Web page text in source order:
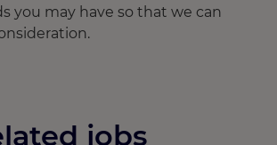
you may have so that we can
jobs